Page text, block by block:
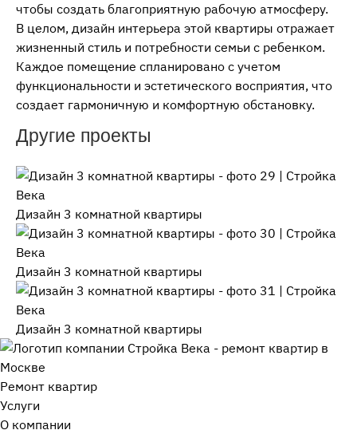
чтобы создать благоприятную рабочую атмосферу.
В целом, дизайн интерьера этой квартиры отражает
жизненный стиль и потребности семьи с ребенком.
Каждое помещение спланировано с учетом
функциональности и эстетического восприятия, что
создает гармоничную и комфортную обстановку.
Другие проекты
Дизайн 3 комнатной квартиры
Дизайн 3 комнатной квартиры
Дизайн 3 комнатной квартиры
Ремонт квартир
Услуги
О компании